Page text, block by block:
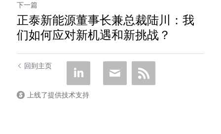
下一篇
正泰新能源董事长兼总裁陆川：我
们如何应对新机遇和新挑战？
回到主页
上线了提供技术支持